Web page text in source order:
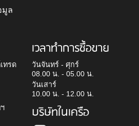
มูล
ทรด
เวลาทำการซื้อขาย
วันจันทร์ - ศุกร์
08.00 น. - 05.00 น.
วันเสาร์
10.00 น. - 12.00 น.
บริษัทในเครือ